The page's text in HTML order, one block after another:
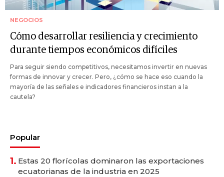
NEGOCIOS
Cómo desarrollar resiliencia y crecimiento
durante tiempos económicos difíciles
Para seguir siendo competitivos, necesitamos invertir en nuevas
formas de innovar y crecer. Pero, ¿cómo se hace eso cuando la
mayoría de las señales e indicadores financieros instan a la
cautela?
Popular
1. Estas 20 florícolas dominaron las exportaciones
ecuatorianas de la industria en 2025